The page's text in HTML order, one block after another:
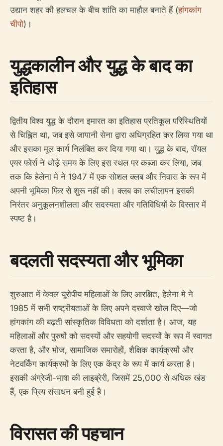
उद्यान शहर की हलचल के बीच शांति का माहौल बनाते हैं (हांगकांग
चीपो)।
युद्धकालीन और युद्ध के बाद का
इतिहास
द्वितीय विश्व युद्ध के दौरान इमारत का इतिहास प्रतिकूल परिस्थितियों
से चिह्नित था, जब इसे जापानी सेना द्वारा अधिग्रहित कर लिया गया था
और इसका मूल कार्य निलंबित कर दिया गया था। युद्ध के बाद, रॉयल
एयर फोर्स ने थोड़े समय के लिए इस स्थल पर कब्जा कर लिया, जब
तक कि हेलेना मे ने 1947 में एक सोशल क्लब और निवास के रूप में
अपनी भूमिका फिर से शुरू नहीं की। क्लब का लचीलापन इसकी
निरंतर अनुकूलनशीलता और सदस्यता और गतिविधियों के विस्तार में
स्पष्ट है।
बदलती सदस्यता और भूमिका
शुरुआत में केवल यूरोपीय महिलाओं के लिए आरक्षित, हेलेना मे ने
1985 में सभी राष्ट्रीयताओं के लिए अपने दरवाजे खोल दिए—जो
हांगकांग की बढ़ती सांस्कृतिक विविधता को दर्शाता है। आज, यह
महिलाओं और पुरुषों को सदस्यों और सहयोगी सदस्यों के रूप में स्वागत
करता है, और भोज, सामाजिक समारोहों, शैक्षिक कार्यक्रमों और
नेटवर्किंग कार्यक्रमों के लिए एक केंद्र के रूप में कार्य करता है।
इसकी अंग्रेजी-भाषा की लाइब्रेरी, जिसमें 25,000 से अधिक खंड
हैं, एक प्रिय संसाधन बनी हुई है।
विरासत की पहचान